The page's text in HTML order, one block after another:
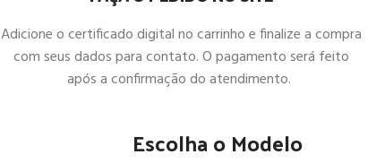
Adicione o certificado digital no carrinho e finalize a compra
com seus dados para contato. O pagamento será feito
após a confirmação do atendimento.
Escolha o Modelo